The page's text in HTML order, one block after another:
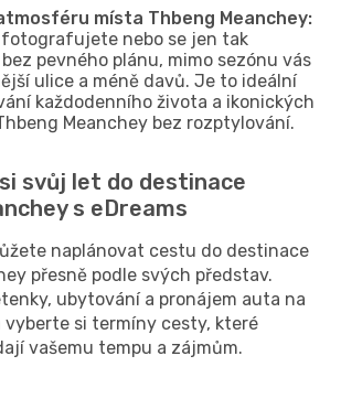
místa Thbeng Meanchey:
fotografujete nebo se jen tak
pevného plánu, mimo sezónu vás
ulice a méně davů. Je to ideální
každodenního života a ikonických
Meanchey bez rozptylování.
svůj let do destinace
s eDreams
naplánovat cestu do destinace
přesně podle svých představ.
ubytování a pronájem auta na
vyberte si termíny cesty, které
vašemu tempu a zájmům.